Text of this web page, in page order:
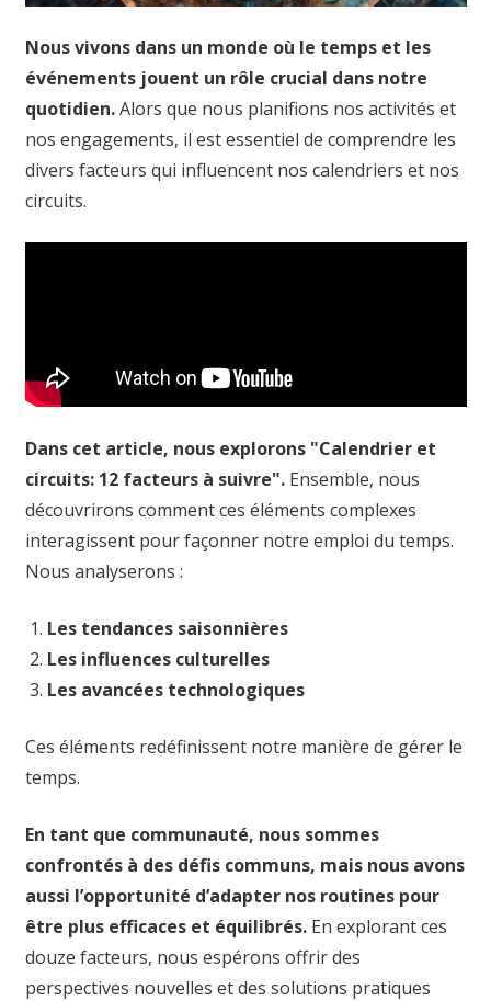
Nous vivons dans un monde où le temps et les
événements jouent un rôle crucial dans notre
quotidien.Alors que nous planifions nos activités et
nos engagements, il est essentiel de comprendre les
divers facteurs qui influencent nos calendriers et nos
circuits.
Dans cet article, nous explorons "Calendrier et
circuits: 12 facteurs à suivre".Ensemble, nous
découvrirons comment ces éléments complexes
interagissent pour façonner notre emploi du temps.
Nous analyserons :
Les tendances saisonnières
Les influences culturelles
Les avancées technologiques
Ces éléments redéfinissent notre manière de gérer le
temps.
En tant que communauté, nous sommes
confrontés à des défis communs, mais nous avons
aussi l’opportunité d’adapter nos routines pour
être plus efficaces et équilibrés.En explorant ces
douze facteurs, nous espérons offrir des
perspectives nouvelles et des solutions pratiques